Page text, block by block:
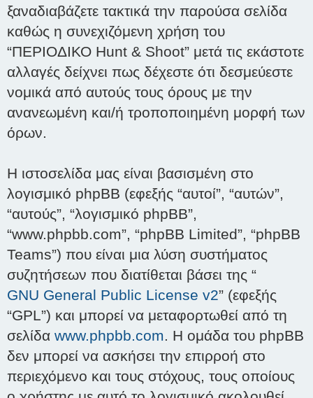
ξαναδιαβάζετε τακτικά την παρούσα σελίδα
καθώς η συνεχιζόμενη χρήση του
“ΠΕΡΙΟΔΙΚΟ Hunt & Shoot” μετά τις εκάστοτε
αλλαγές δείχνει πως δέχεστε ότι δεσμεύεστε
νομικά από αυτούς τους όρους με την
ανανεωμένη και/ή τροποποιημένη μορφή των
όρων.
Η ιστοσελίδα μας είναι βασισμένη στο
λογισμικό phpBB (εφεξής “αυτοί”, “αυτών”,
“αυτούς”, “λογισμικό phpBB”,
“www.phpbb.com”, “phpBB Limited”, “phpBB
Teams”) που είναι μια λύση συστήματος
συζητήσεων που διατίθεται βάσει της “
GNU General Public License v2” (εφεξής
“GPL”) και μπορεί να μεταφορτωθεί από τη
σελίδα www.phpbb.com. Η ομάδα του phpBB
δεν μπορεί να ασκήσει την επιρροή στο
περιεχόμενο και τους στόχους, τους οποίους